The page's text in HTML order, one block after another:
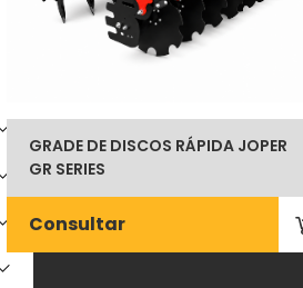
GRADE DE DISCOS RÁPIDA JOPER
GR SERIES
Consultar